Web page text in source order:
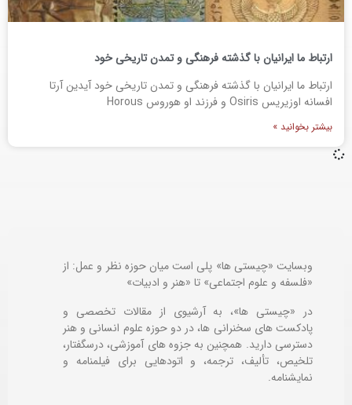
ارتباط ما ایرانیان با گذشته فرهنگی و تمدن تاریخی خود
ارتباط ما ایرانیان با گذشته فرهنگی و تمدن تاریخی خود آیدین آرتا
افسانه اوزیریس Osiris و فرزند او هوروس Horous
بیشتر بخوانید »
وبسایت «چیستی ها» پلی است میان حوزه نظر و عمل: از
«فلسفه و علوم اجتماعی» تا «هنر و ادبیات»
در «چیستی ها»، به آرشیوی از مقالات تخصصی و
پادکست های سخنرانی ها، در دو حوزه علوم انسانی و هنر
دسترسی دارید. همچنین به جزوه های آموزشی، درسگفتار،
تلخیص، تألیف، ترجمه، و اتودهایی برایفیلمنامه و
نمایشنامه.